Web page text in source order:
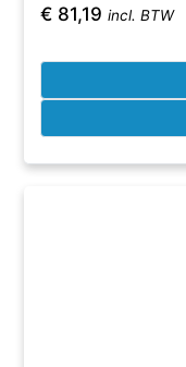
€ 81,19 incl. BTW